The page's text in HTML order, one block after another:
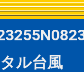
ル台風